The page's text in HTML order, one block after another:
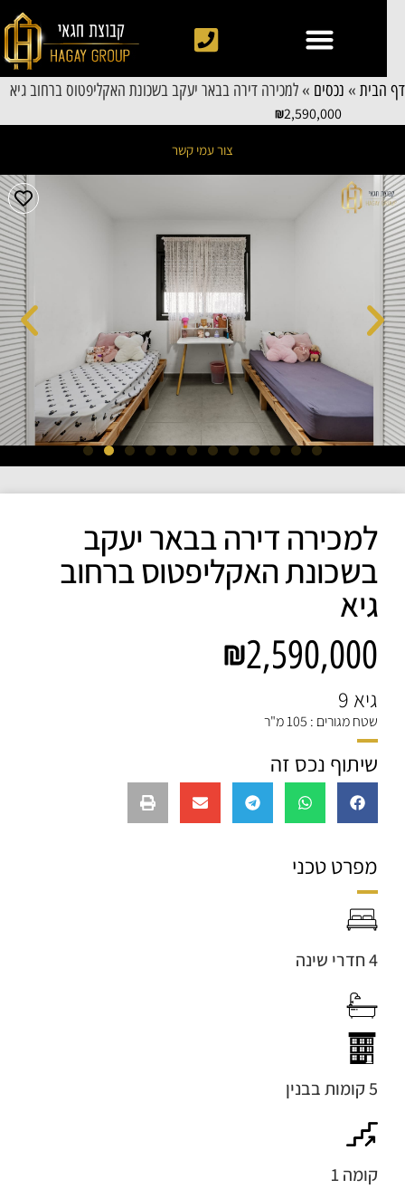
הבית»נכסים»למכירה דירה בבאר יעקב בשכונת האקליפטוס ברחוב גיא
2,590,000
צור עמי קשר
למכירה דירה בבאר יעקב
בשכונת האקליפטוס ברחוב
גיא
2,590,000
גיא 9
שטח מגורים : 105 מ"ר
שיתוף נכס זה
מפרט טכני
קומה 1